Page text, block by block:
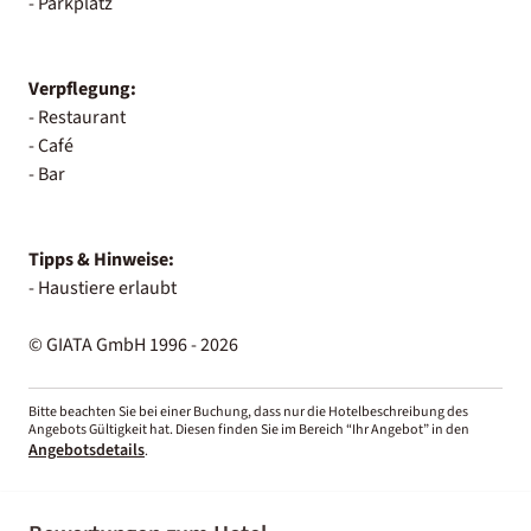
Verpflegung:
- Restaurant
- Café
- Bar
Tipps & Hinweise:
- Haustiere erlaubt
© GIATA GmbH 1996 - 2026
Bitte beachten Sie bei einer Buchung, dass nur die Hotelbeschreibung des
Angebots Gültigkeit hat. Diesen finden Sie im Bereich “Ihr Angebot” in den
Angebotsdetails.